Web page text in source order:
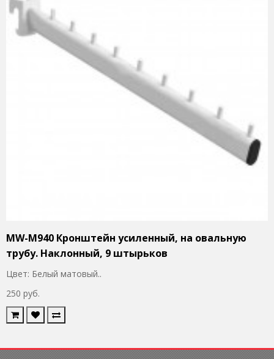
MW-M940 Кронштейн усиленный, на овальную
трубу. Наклонный, 9 штырьков
Цвет: Белый матовый..
250 руб.